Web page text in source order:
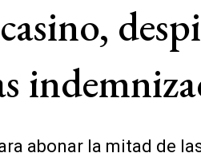
abonar la mitad de